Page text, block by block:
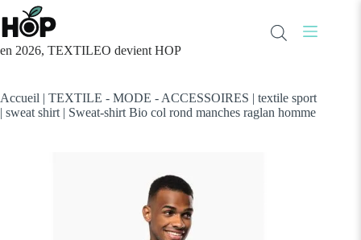
Passer
au
contenu
en 2026, TEXTILEO devient HOP
Accueil | TEXTILE - MODE - ACCESSOIRES | textile sport
| sweat shirt | Sweat-shirt Bio col rond manches raglan homme